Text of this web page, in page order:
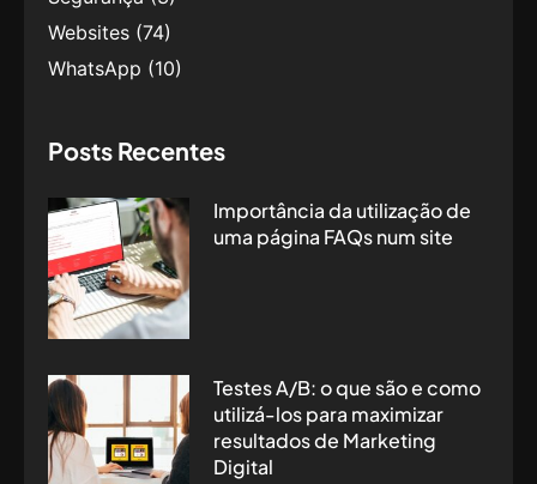
Websites (74)
WhatsApp (10)
Posts Recentes
Importância da utilização de
uma página FAQs num site
Testes A/B: o que são e como
utilizá-los para maximizar
resultados de Marketing
Digital